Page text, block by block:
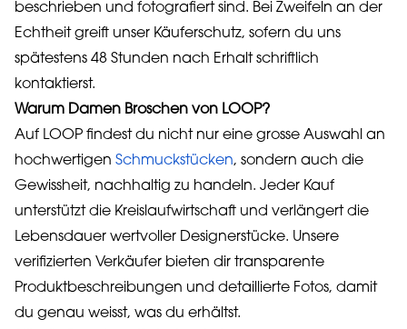
beschrieben und fotografiert sind. Bei Zweifeln an der
Echtheit greift unser Käuferschutz, sofern du uns
spätestens 48 Stunden nach Erhalt schriftlich
kontaktierst.
Warum Damen Broschen von LOOP?
Auf LOOP findest du nicht nur eine grosse Auswahl an
hochwertigen Schmuckstücken, sondern auch die
Gewissheit, nachhaltig zu handeln. Jeder Kauf
unterstützt die Kreislaufwirtschaft und verlängert die
Lebensdauer wertvoller Designerstücke. Unsere
verifizierten Verkäufer bieten dir transparente
Produktbeschreibungen und detaillierte Fotos, damit
du genau weisst, was du erhältst.